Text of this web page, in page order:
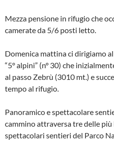
Mezza pensione in rifugio che
camerate da 5/6 posti letto.
Domenica mattina ci dirigiamo
“5° alpini” (n° 30) che
al passo Zebrù (3010 mt.) e
tempo al rifugio.
Panoramico e spettacolare
cammino attraversa tre delle
spettacolari sentieri del Parco